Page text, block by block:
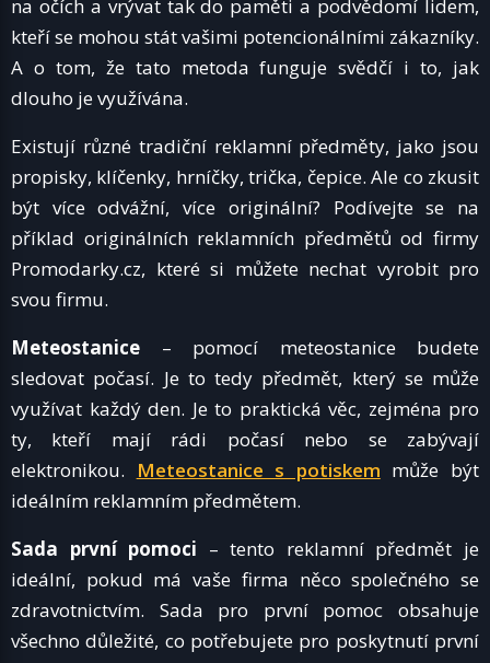
na očích a vrývat tak do paměti a podvědomí lidem,
kteří se mohou stát vašimi potencionálními zákazníky.
A o tom, že tato metoda funguje svědčí i to, jak
dlouho je využívána.
Existují různé tradiční reklamní předměty, jako jsou
propisky, klíčenky, hrníčky, trička, čepice. Ale co zkusit
být více odvážní, více originální? Podívejte se na
příklad originálních reklamních předmětů od firmy
Promodarky.cz, které si můžete nechat vyrobit pro
svou firmu.
Meteostanice – pomocí meteostanice budete
sledovat počasí. Je to tedy předmět, který se může
využívat každý den. Je to praktická věc, zejména pro
ty, kteří mají rádi počasí nebo se zabývají
elektronikou.
Meteostanice s potiskem může být
ideálním reklamním předmětem.
Sada první pomoci – tento reklamní předmět je
ideální, pokud má vaše firma něco společného se
zdravotnictvím. Sada pro první pomoc obsahuje
všechno důležité, co potřebujete pro poskytnutí první